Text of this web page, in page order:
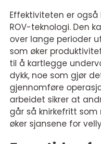
Effektiviteten er
ROV-teknologi. Den
over lange perioder
som øker
til å kartlegge
dykk, noe som gjør
gjennomføre
arbeidet sikrer at
går så knirkefritt
øker sjansene for